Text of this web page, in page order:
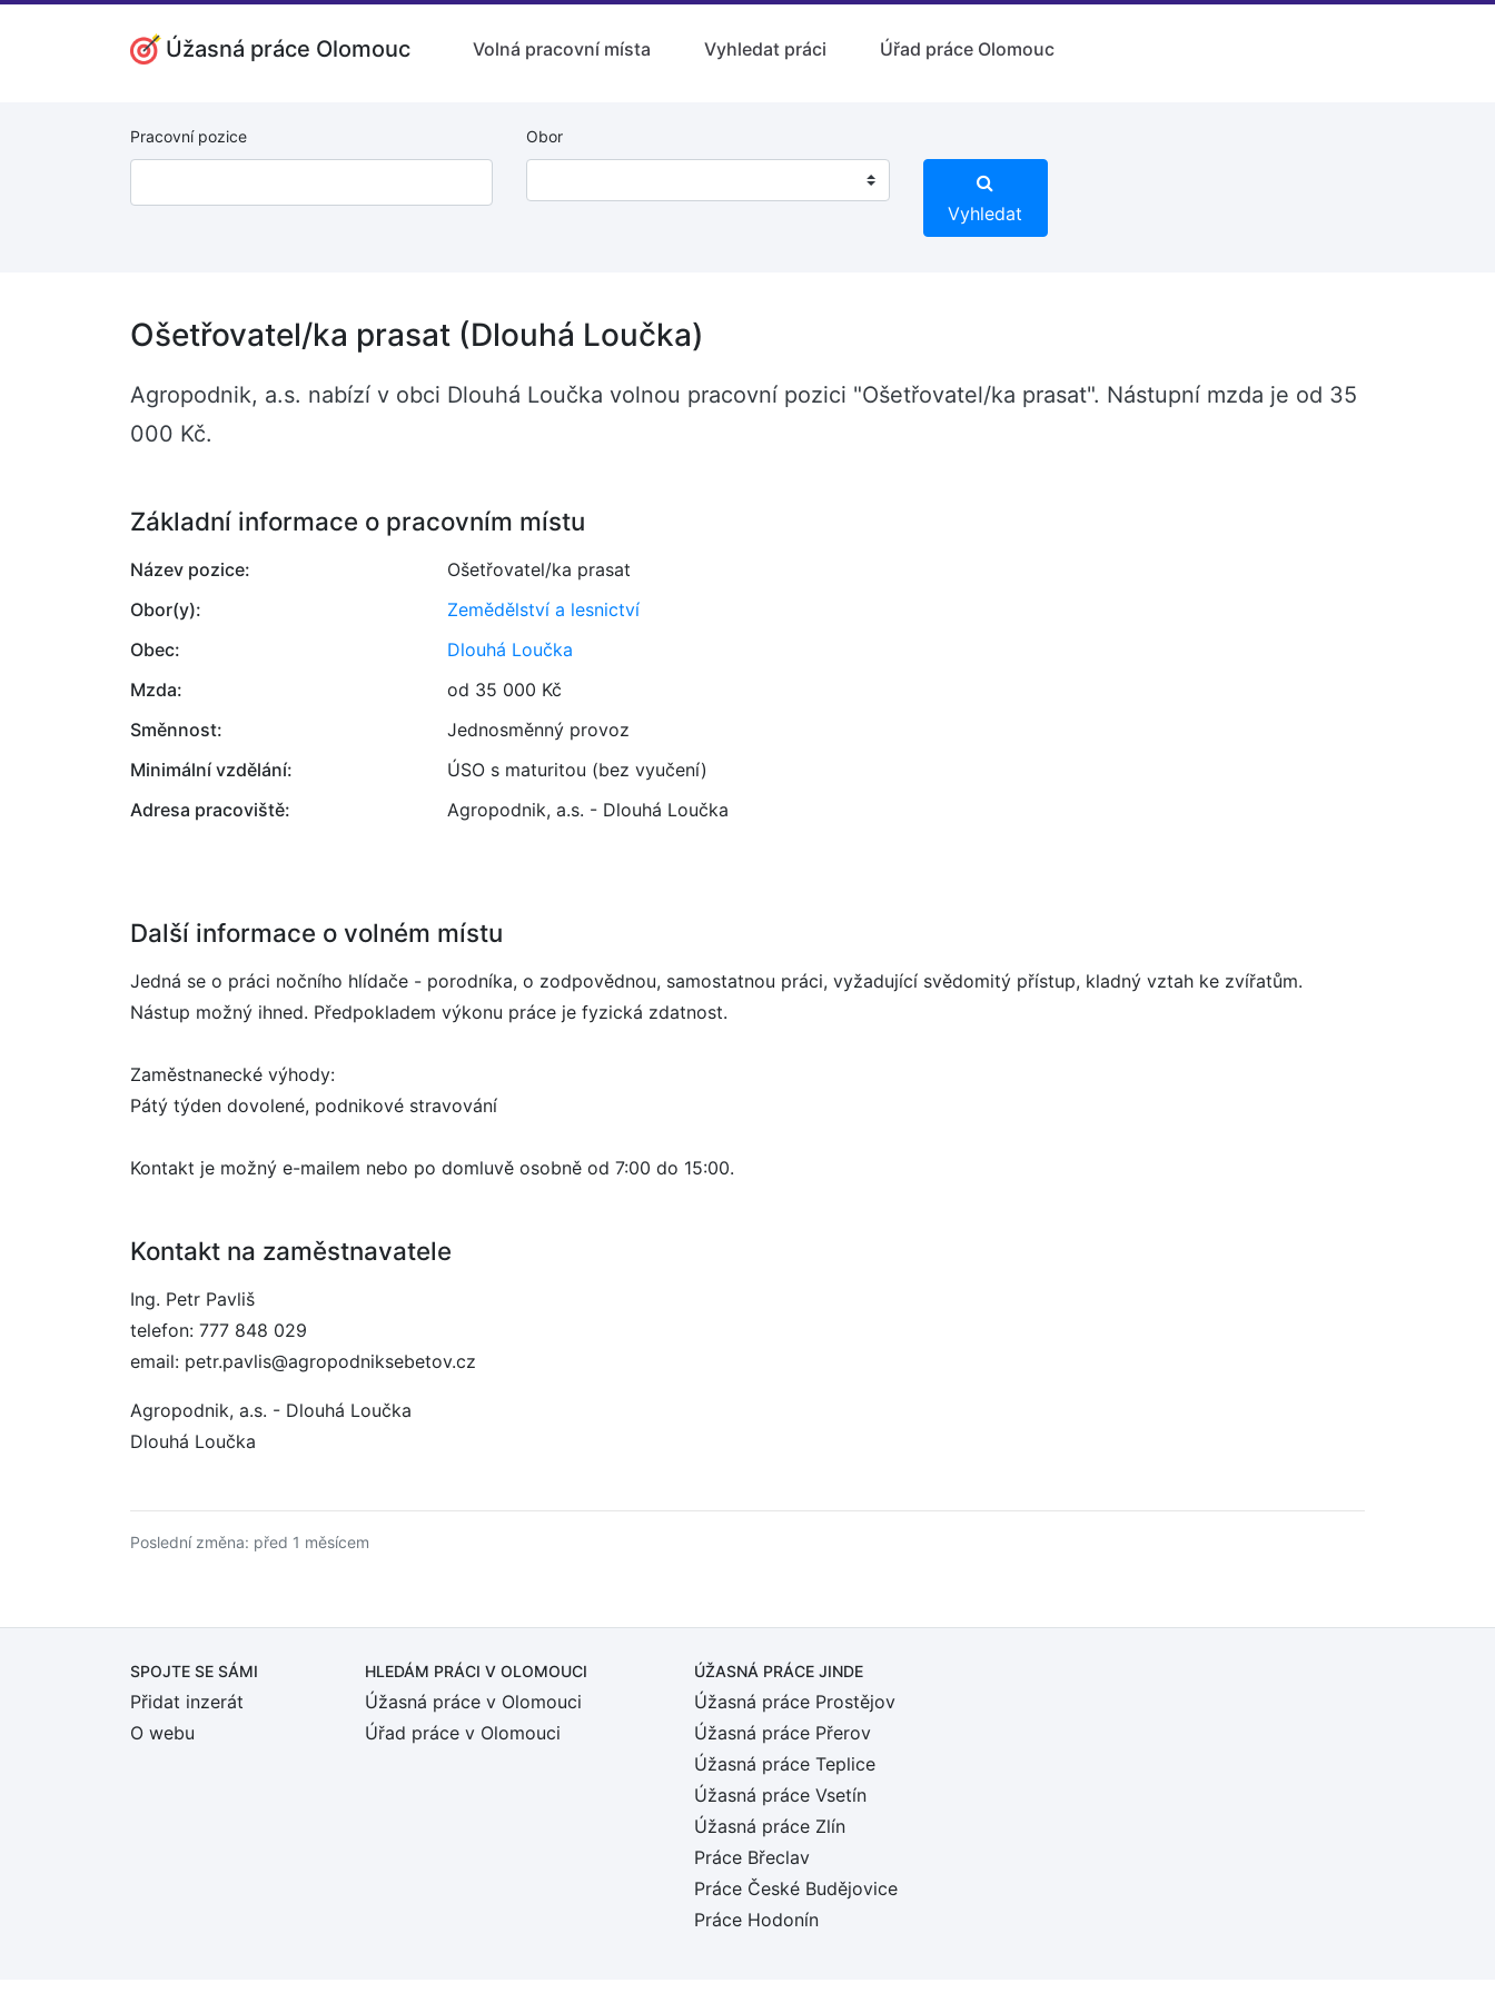
Úžasná práce Olomouc Volná pracovní místa Vyhledat práci Úřad práce Olomouc
Pracovní pozice Obor
Vyhledat
Ošetřovatel/ka prasat (Dlouhá Loučka)
Agropodnik, a.s. nabízí v obci Dlouhá Loučka volnou pracovní pozici "Ošetřovatel/ka prasat". Nástupní mzda je od 35
000 Kč.
Základní informace o pracovním místu
Název pozice:
Ošetřovatel/ka prasat
Obor(y):
Zemědělství a lesnictví
Obec:
Dlouhá Loučka
Mzda:
od 35 000 Kč
Směnnost:
Jednosměnný provoz
Minimální vzdělání:
ÚSO s maturitou (bez vyučení)
Adresa pracoviště:
Agropodnik, a.s. - Dlouhá Loučka
Další informace o volném místu
Jedná se o práci nočního hlídače - porodníka, o zodpovědnou, samostatnou práci, vyžadující svědomitý přístup, kladný vztah ke zvířatům.
Nástup možný ihned. Předpokladem výkonu práce je fyzická zdatnost.
Zaměstnanecké výhody:
Pátý týden dovolené, podnikové stravování
Kontakt je možný e-mailem nebo po domluvě osobně od 7:00 do 15:00.
Kontakt na zaměstnavatele
Ing. Petr Pavliš
telefon: 777 848 029
email: petr.pavlis@agropodniksebetov.cz
Agropodnik, a.s. - Dlouhá Loučka
Dlouhá Loučka
Poslední změna: před 1 měsícem
SPOJTE SE SÁMI
Přidat inzerát
O webu
HLEDÁM PRÁCI V OLOMOUCI
Úžasná práce v Olomouci
Úřad práce v Olomouci
ÚŽASNÁ PRÁCE JINDE
Úžasná práce Prostějov
Úžasná práce Přerov
Úžasná práce Teplice
Úžasná práce Vsetín
Úžasná práce Zlín
Práce Břeclav
Práce České Budějovice
Práce Hodonín